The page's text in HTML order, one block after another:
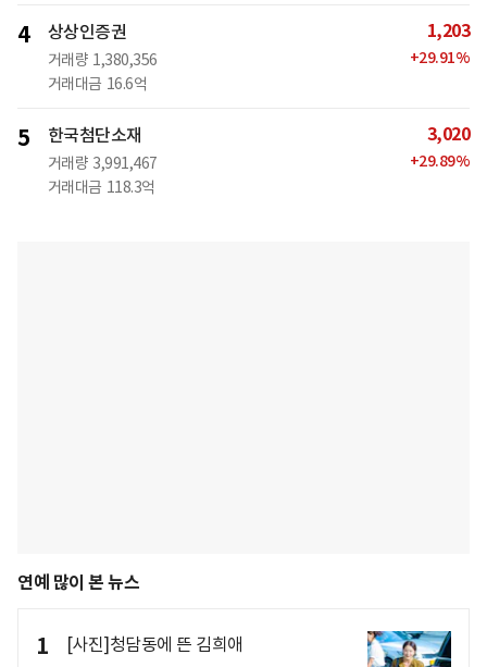
4 상상인증권
거래량 1,380,356
거래대금 16.6억
1,203
+29.91%
5 한국첨단소재
거래량 3,991,467
거래대금 118.3억
3,020
+29.89%
연예 많이 본 뉴스
1 [사진]청담동에 뜬 김희애